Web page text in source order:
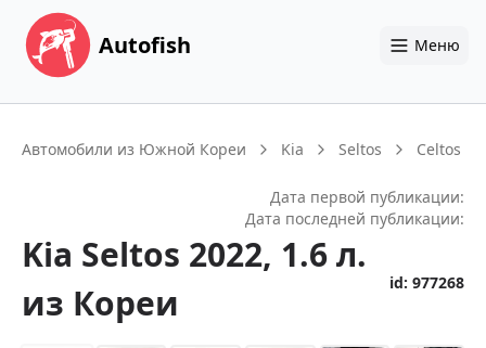
Autofish Меню
Автомобили из Южной Кореи Kia Seltos Celtos
Дата первой публикации:
Дата последней публикации:
Kia Seltos 2022, 1.6 л.
из Кореи
id: 977268